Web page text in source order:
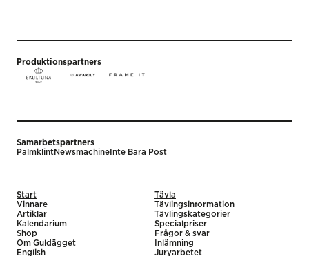
Produktionspartners
Samarbetspartners
PalmklintNewsmachine Inte Bara Post
Start
Vinnare
Artiklar
Kalendarium
Shop
Om Guldägget
English
Tävla
Tävlingsinformation
Tävlingskategorier
Specialpriser
Frågor & svar
Inlämning
Juryarbetet